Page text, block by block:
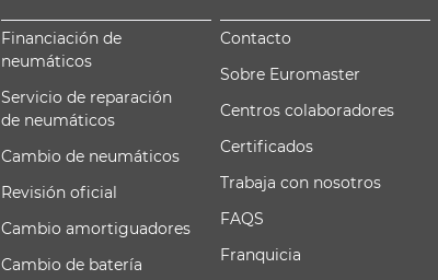
Financiación de
neumáticos
Servicio de reparación
de neumáticos
Cambio de neumáticos
Revisión oficial
Cambio amortiguadores
Cambio de batería
Contacto
Sobre Euromaster
Centros colaboradores
Certificados
Trabaja con nosotros
FAQS
Franquicia